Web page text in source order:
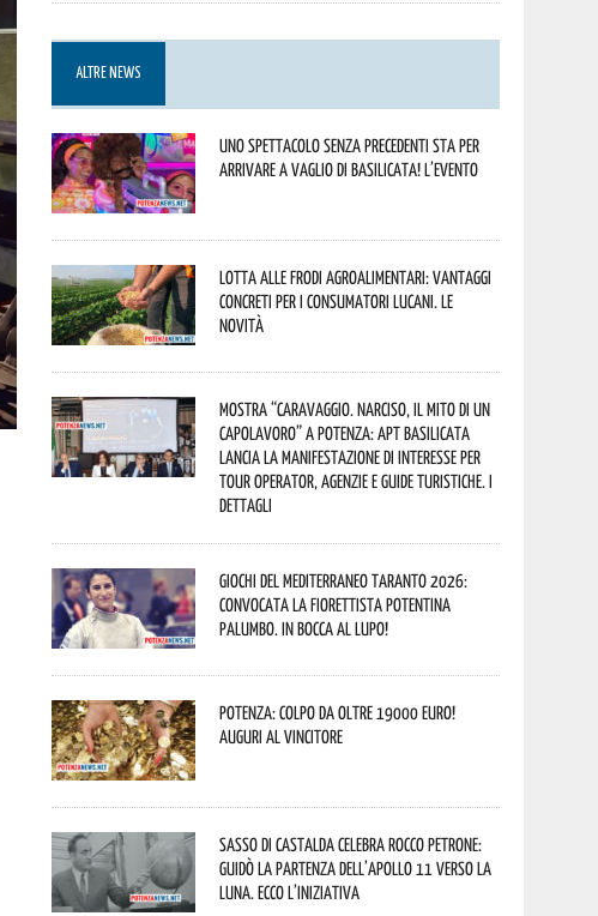
ALTRE NEWS
Uno spettacolo senza precedenti sta per
arrivare a Vaglio di Basilicata! L’evento
Lotta alle frodi agroalimentari: vantaggi
concreti per i consumatori lucani. Le
novità
Mostra “Caravaggio. Narciso, il mito di un
capolavoro” a Potenza: APT Basilicata
lancia la manifestazione di interesse per
Tour Operator, Agenzie e Guide Turistiche. I
dettagli
Giochi del Mediterraneo Taranto 2026:
convocata la fiorettista potentina
Palumbo. In bocca al lupo!
Potenza: colpo da oltre 19000 Euro!
Auguri al vincitore
Sasso di Castalda celebra Rocco Petrone:
guidò la partenza dell’Apollo 11 verso la
Luna. Ecco l’iniziativa